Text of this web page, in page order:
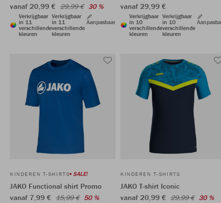
vanaf 20,99 € 29,99 € 30 %
Verkrijgbaar
in 11
verschillende
kleuren
Verkrijgbaar
in 11
verschillende
kleuren
Aanpasbaar
vanaf 29,99 €
Verkrijgbaar
in 10
verschillende
kleuren
Verkrijgbaar
in 10
verschillende
kleuren
KINDEREN T-SHIRTS SALE!
JAKO Functional shirt Promo
vanaf 7,99 € 15,99 € 50 %
KINDEREN T-SHIRTS
JAKO T-shirt Iconic
vanaf 20,99 € 29,99 € 30 %